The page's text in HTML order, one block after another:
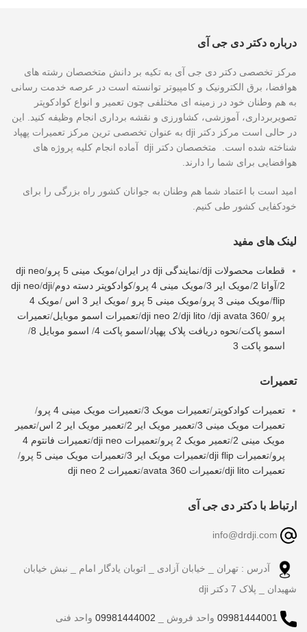
درباره دکتر دی جی آی
مرکز تخصصی دکتر دی جی آی به تکیه بر دانش متخصصان رشته های
هوافضا، برق الکترونیک و کامپیوتر توانسته است در عرصه خدمت رسانی
به هم وطنان خود در زمینه ای مختلفی چون تعمیر و انواع کوادکوپتر
تصویربرداری، آموزشی، کشاورزی و نقشه برداری انجام وظیفه کنید. این
در حالی است مرکز دکتر dji به عنوان تخصصی ترین مرکز تعمیرات پهپاد
شناخته شده است. متخصصان دکتر dji آماده انجام کلیه پروژه های
هوافضایی برای شما را دارند.
امید است با اعتماد شما هم وطنان به جوانان کشور راه بزرگی را برای
خودکفایی کشور طی کنیم.
لینک های مفید
قطعات محصولات dji /نمایندگی dji در ایران /مویک مینی 5 پرو /
dji neo
2
/آواتا 2 /مویک ایر 3 /مویک مینی 4 پرو /کوادکوپتر دسته دوم/
dji neo/dji
flip
/مویک مینی 3 پرو /مویک مینی 5 پرو /مویک ایر 3 اس /
مویک 4
پرو /
dji neo 2/dji lito /dji avata 360
/تعمیرات اسمو موبایل/تعمیرات
اسمو پاکت/نحوه دریافت پلاک پهپاد/اسمو پاکت 4 / اسمو موبایل 8
/
اسمو پاکت 3
تعمیرات
تعمیرات کوادکوپتر /تعمیرات مویک 3 /تعمیرات مویک مینی 4 پرو
/
تعمیرات مویک مینی 3
/تعمیر مویک ایر 2 /تعمیر مویک ایر 2 اس /تعمیر
مویک مینی 2
/تعمیر مویک 2 پرو /تعمیرات dji neo /
تعمیرات فانتوم 4
پرو/تعمیرات dji flip /تعمیرات مویک ایر 3 /تعمیرات مویک مینی 5 پرو
/
تعمیرات dji lito
/تعمیرات avata 360 /تعمیرات dji neo 2
ارتباط با دکتر دی جی آی
آدرس : تهران _ خیابان آزادی _ اتوبان یادگار امام _ نبش خیابان
شهیدان _ پلاک 7 دکتر dji
09981444001 واحد فروش _ 09981444002 واحد فنی